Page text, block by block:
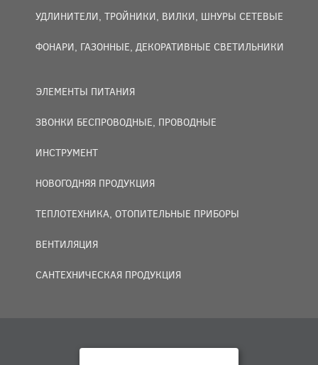
УДЛИНИТЕЛИ, ТРОЙНИКИ, ВИЛКИ, ШНУРЫ СЕТЕВЫЕ
ФОНАРИ, ГАЗОННЫЕ, ДЕКОРАТИВНЫЕ СВЕТИЛЬНИКИ
ЭЛЕМЕНТЫ ПИТАНИЯ
ЗВОНКИ БЕСПРОВОДНЫЕ, ПРОВОДНЫЕ
ИНСТРУМЕНТ
НОВОГОДНЯЯ ПРОДУКЦИЯ
ТЕПЛОТЕХНИКА, ОТОПИТЕЛЬНЫЕ ПРИБОРЫ
ВЕНТИЛЯЦИЯ
САНТЕХНИЧЕСКАЯ ПРОДУКЦИЯ